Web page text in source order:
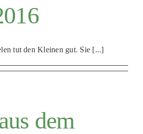
tut den Kleinen gut. Sie [...]
dem